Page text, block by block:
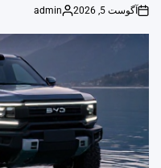
on
آگوست 5, 2026
Posted
admin